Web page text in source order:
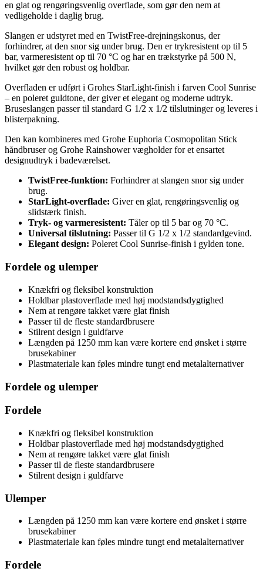
en glat og rengøringsvenlig overflade, som gør den nem at
vedligeholde i daglig brug.
Slangen er udstyret med en TwistFree-drejningskonus, der
forhindrer, at den snor sig under brug. Den er trykresistent op til 5
bar, varmeresistent op til 70 °C og har en trækstyrke på 500 N,
hvilket gør den robust og holdbar.
Overfladen er udført i Grohes StarLight-finish i farven Cool Sunrise
– en poleret guldtone, der giver et elegant og moderne udtryk.
Bruseslangen passer til standard G 1/2 x 1/2 tilslutninger og leveres i
blisterpakning.
Den kan kombineres med Grohe Euphoria Cosmopolitan Stick
håndbruser og Grohe Rainshower vægholder for et ensartet
designudtryk i badeværelset.
TwistFree-funktion: Forhindrer at slangen snor sig under
brug.
StarLight-overflade: Giver en glat, rengøringsvenlig og
slidstærk finish.
Tryk- og varmeresistent: Tåler op til 5 bar og 70 °C.
Universal tilslutning: Passer til G 1/2 x 1/2 standardgevind.
Elegant design: Poleret Cool Sunrise-finish i gylden tone.
Fordele og ulemper
Knækfri og fleksibel konstruktion
Holdbar plastoverflade med høj modstandsdygtighed
Nem at rengøre takket være glat finish
Passer til de fleste standardbrusere
Stilrent design i guldfarve
Længden på 1250 mm kan være kortere end ønsket i større
brusekabiner
Plastmateriale kan føles mindre tungt end metalalternativer
Fordele og ulemper
Fordele
Knækfri og fleksibel konstruktion
Holdbar plastoverflade med høj modstandsdygtighed
Nem at rengøre takket være glat finish
Passer til de fleste standardbrusere
Stilrent design i guldfarve
Ulemper
Længden på 1250 mm kan være kortere end ønsket i større
brusekabiner
Plastmateriale kan føles mindre tungt end metalalternativer
Fordele